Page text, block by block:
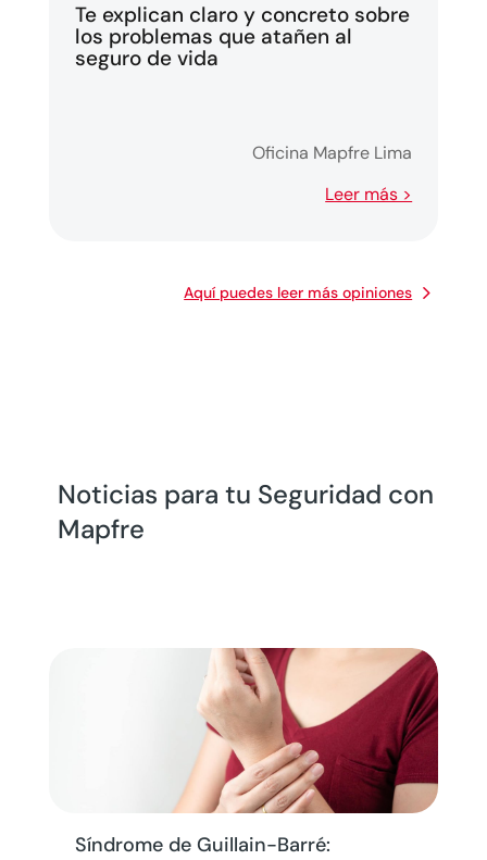
Te explican claro y concreto sobre
los problemas que atañen al
seguro de vida
Oficina Mapfre Lima
Leer más >
Aquí puedes leer más opiniones
Noticias para tu Seguridad con
Mapfre
Síndrome de Guillain-Barré: